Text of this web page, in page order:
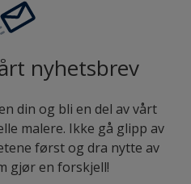
nyhetsbrev
din og bli en del av vårt
malere. Ikke gå glipp av
først og dra nytte av
gjør en forskjell!